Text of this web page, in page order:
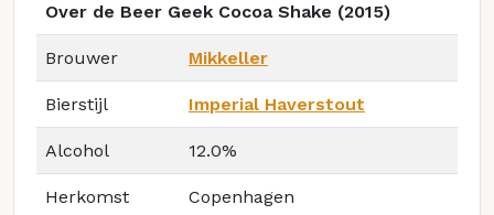
Over de Beer Geek Cocoa Shake (2015)
Brouwer Mikkeller
Bierstijl Imperial Haverstout
Alcohol 12.0%
Herkomst Copenhagen